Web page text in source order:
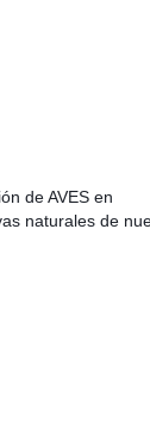
de AVES en
naturales de